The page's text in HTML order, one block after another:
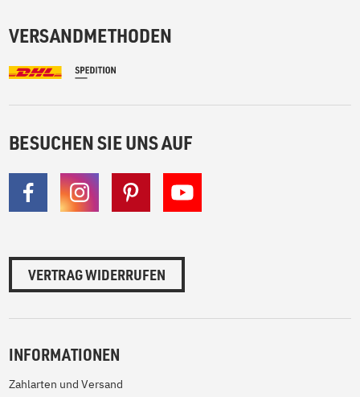
VERSANDMETHODEN
BESUCHEN SIE UNS AUF
VERTRAG WIDERRUFEN
INFORMATIONEN
Zahlarten und Versand